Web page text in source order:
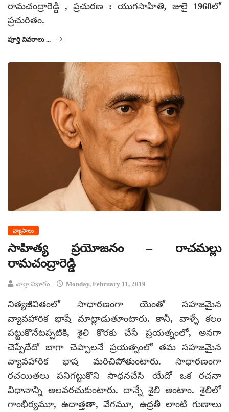
రామచంద్రారెడ్డి , ప్రచురణ : యుగసాహితి, జులై 1968లో
ప్రచురితం.
పూర్తి వివరాలు ...
వ్యాసాలు
సాహిత్య ప్రయోజనం – రాచమల్లు
రామచంద్రారెడ్డి
వార్తా విభాగం Monday, February 11, 2019
నిత్యజీవితంలో సాధారణంగా యెంతో సహజమైన
వ్యావహారిక భాషే మాట్లాడుతూంటారు. కానీ, వాళ్ళే కలం
పట్టుకొనేటప్పటికి, శైలి కొరకు చేసే ప్రయత్నంలో, అనగా
చెప్పేదేదో బాగా చెప్పాలనే ప్రయత్నంలో తమ సహజమైన
వ్యావహారిక భాష మరిచిపోతుంటారు. సాధారణంగా
రచయితలు పనిగట్టుకొని సాధనచేసి యేదో ఒక రచనా
విధానాన్ని అలవరచుకుంటారు. దాన్నే శైలి అంటాం. శైలిలో
గాంభీర్యమూ, ఉదాత్తతా, వేగమూ, ఉద్రతీ లాంటి గుణాలు